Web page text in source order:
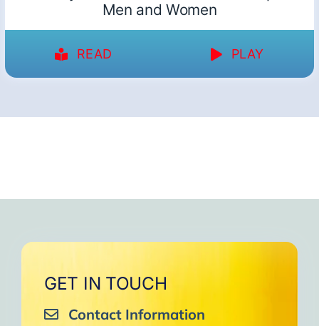
Men and Women
READ PLAY
GET IN TOUCH
Contact Information